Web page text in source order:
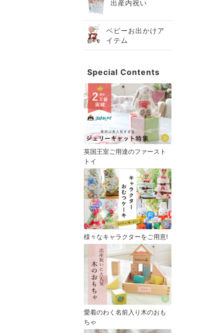
出産内祝い
ベビーお出かけア
イテム
Special Contents
英国王室ご用達のファースト
トイ
様々なキャラクターをご用意!
愛着のわく名前入り木のおも
ちゃ